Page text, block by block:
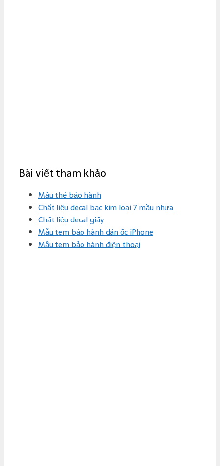
Bài viết tham khảo
Mẫu thẻ bảo hành
Chất liệu decal bạc kim loại 7 mầu nhựa
Chất liệu decal giấy
Mẫu tem bảo hành dán ốc iPhone
Mẫu tem bảo hành điện thoại